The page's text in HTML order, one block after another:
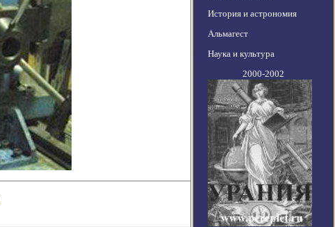
История и астрономия
Альмагест
Наука и культура
2000-2002